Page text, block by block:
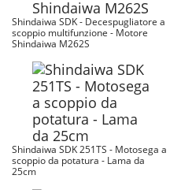
Shindaiwa SDK - Decespugliatore a
scoppio multifunzione - Motore
Shindaiwa M262S
Shindaiwa SDK 251TS - Motosega a
scoppio da potatura - Lama da
25cm